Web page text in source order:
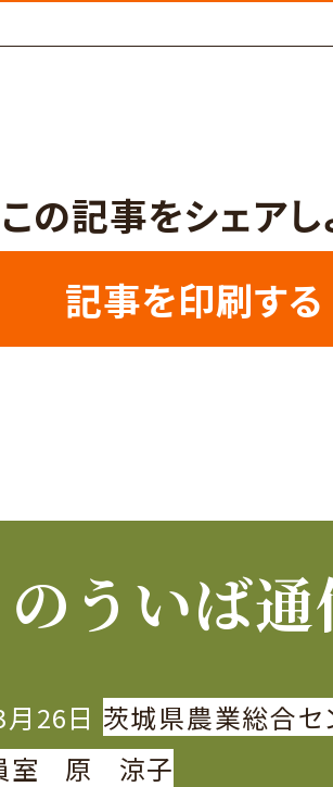
この記事をシェアし
記事を印刷する
のういば
26日 茨城県農業総合セ
室 原 涼子